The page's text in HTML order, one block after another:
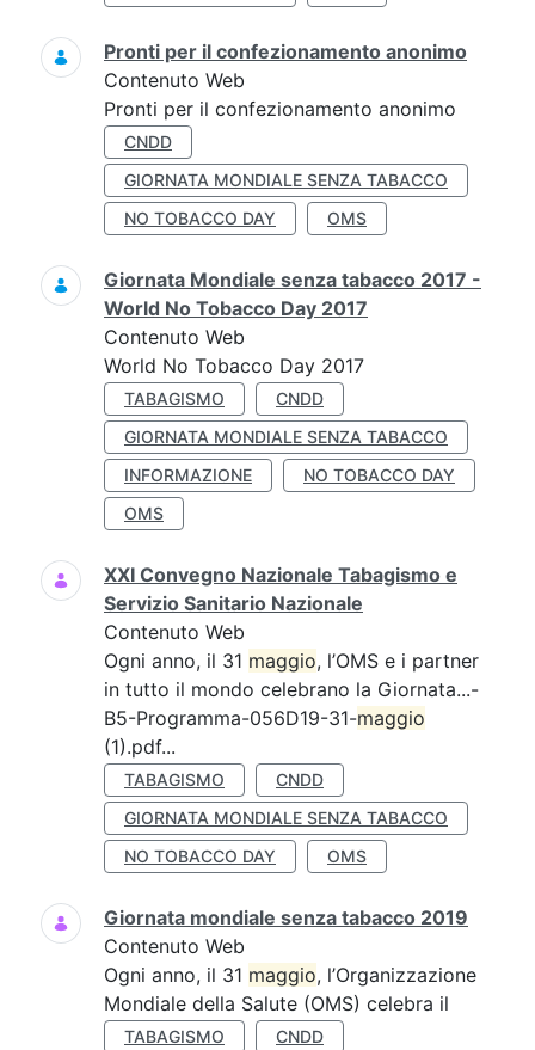
Pronti per il confezionamento anonimo
Contenuto Web
Pronti per il confezionamento anonimo
CNDD
GIORNATA MONDIALE SENZA TABACCO
NO TOBACCO DAY
OMS
Giornata Mondiale senza tabacco 2017 -
World No Tobacco Day 2017
Contenuto Web
World No Tobacco Day 2017
TABAGISMO
CNDD
GIORNATA MONDIALE SENZA TABACCO
INFORMAZIONE
NO TOBACCO DAY
OMS
XXI Convegno Nazionale Tabagismo e
Servizio Sanitario Nazionale
Contenuto Web
Ogni anno, il 31 maggio, l’OMS e i partner
in tutto il mondo celebrano la Giornata...-
B5-Programma-056D19-31-maggio
(1).pdf...
TABAGISMO
CNDD
GIORNATA MONDIALE SENZA TABACCO
NO TOBACCO DAY
OMS
Giornata mondiale senza tabacco 2019
Contenuto Web
Ogni anno, il 31 maggio, l’Organizzazione
Mondiale della Salute (OMS) celebra il
TABAGISMO
CNDD